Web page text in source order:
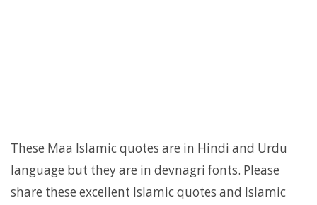
These Maa Islamic quotes are in Hindi and Urdu
language but they are in devnagri fonts. Please
share these excellent Islamic quotes and Islamic